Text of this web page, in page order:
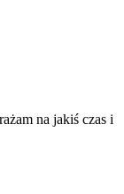
na jakiś czas i